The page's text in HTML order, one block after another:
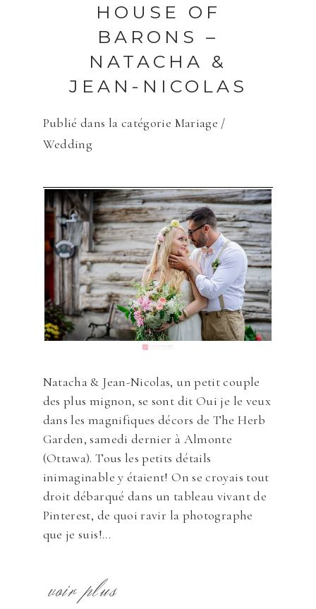
HOUSE OF
BARONS –
NATACHA &
JEAN-NICOLAS
Publié dans la catégorie Mariage /
Wedding
Natacha & Jean-Nicolas, un petit couple
des plus mignon, se sont dit Oui je le veux
dans les magnifiques décors de The Herb
Garden, samedi dernier à Almonte
(Ottawa). Tous les petits détails
inimaginable y étaient! On se croyais tout
droit débarqué dans un tableau vivant de
Pinterest, de quoi ravir la photographe
que je suis!...
voir plus